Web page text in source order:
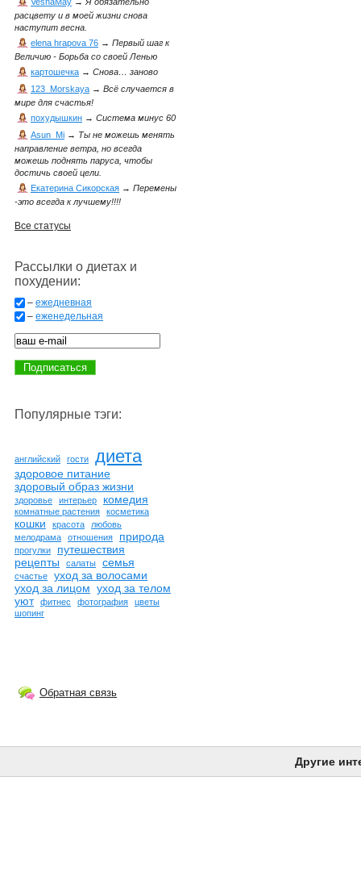
VesnaMay →Я обязательно
расцвету и в моей жизни снова
наступит весна.
elena hrapova 76 → Первый шаг к
Величию - Борьба со своей Ленью
картошечка → Снова… заново
123_Morskaya → Всё случается в
мире для счастья!
похудышкин → Система минус 60
Asun_Mi → Ты не можешь менять
направление ветра, но всегда
можешь поднять паруса, чтобы
достичь своей цели.
Екатерина Сикорская → Перемены
-это всегда к лучшему!!!!
Все статусы
Рассылки о диетах и
похудении:
– ежедневная
– еженедельная
Популярные тэги:
английский гости диета
здоровое питание
здоровый образ жизни
здоровье интерьер комедия
комнатные растения косметика
кошки красота
любовь
мелодрама
отношения природа
прогулки
путешествия
рецепты
салаты семья
счастье
уход за волосами
уход за лицом уход за телом
уют
фитнес фотография
цветы
шопинг
Обратная связь
Другие